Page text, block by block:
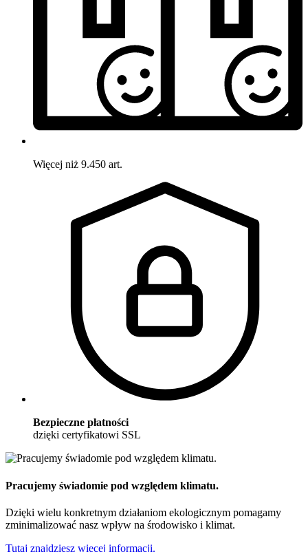
Więcej niż 9.450 art.
Bezpieczne płatności
dzięki certyfikatowi SSL
Pracujemy świadomie pod względem klimatu.
Dzięki wielu konkretnym działaniom ekologicznym pomagamy
zminimalizować nasz wpływ na środowisko i klimat.
Tutaj znajdziesz więcej informacji.